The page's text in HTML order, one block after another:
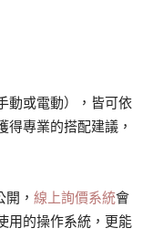
動或電動），皆可依
專業的搭配建議，
， 線上詢價系統會
用的操作系統，更能